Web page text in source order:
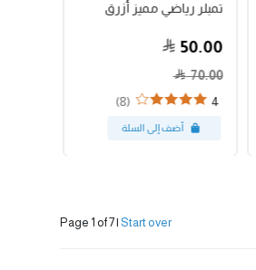
تمبلر رياضي مميز أزرق
50.00
70.00
4
(8)
Page 1 of 7| Start over